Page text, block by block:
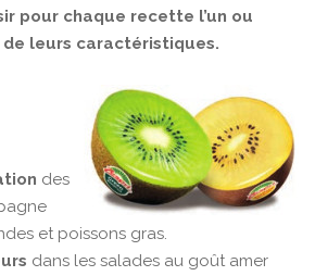
pour chaque recette l’un ou
de leurs caractéristiques.
des
et poissons gras.
dans les salades au goût amer